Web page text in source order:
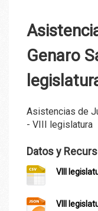
Genaro
Asistencias de
- VIII legislatura
Datos y
VIII
VIII